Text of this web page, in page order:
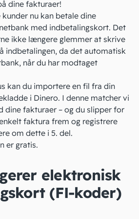
dine fakturaer!
nu kan betale dine
med indbetalingskort. Det
ikke længere glemmer at skrive
indbetalingen, da det automatisk
når du har modtaget
kan du importere en fil fra din
i Dinero. I denne matcher vi
dine fakturaer – og du slipper for
faktura frem og registrere
om dette i 5. del.
er gratis.
elektronisk
(FI-koder)